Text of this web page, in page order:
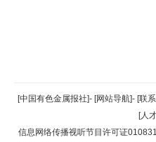
返
返
[中国有色金属报社]- [网站导航]- [联
[人
信息网络传播视听节目许可证